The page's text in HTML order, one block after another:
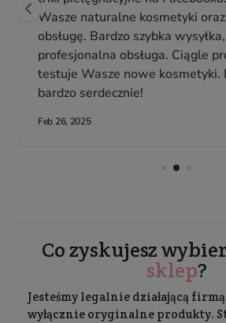
Co zyskujesz
sklep?
Jesteśmy legalnie działającą
wyłącznie oryginalne produkty.